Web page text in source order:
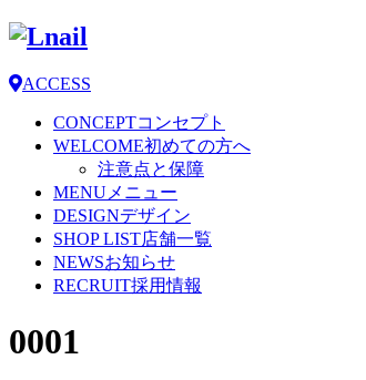
ACCESS
CONCEPTコンセプト
WELCOME初めての方へ
注意点と保障
MENU メニュー
DESIGNデザイン
SHOP LIST店舗一覧
NEWSお知らせ
RECRUIT採用情報
0001